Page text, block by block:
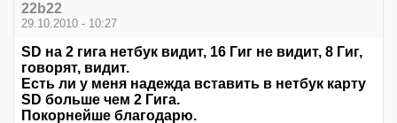
22b22
29.10.2010 - 10:27
SD на 2 гига нетбук видит, 16 Гиг не видит, 8 Гиг,
говорят, видит.
Есть ли у меня надежда вставить в нетбук карту
SD больше чем 2 Гига.
Покорнейше благодарю.